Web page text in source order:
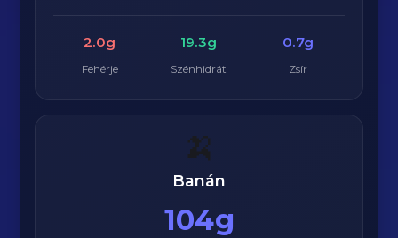
2.0g
Fehérje
19.3g
Szénhidrát
0.7g
Zsír
🍌
Banán
104g